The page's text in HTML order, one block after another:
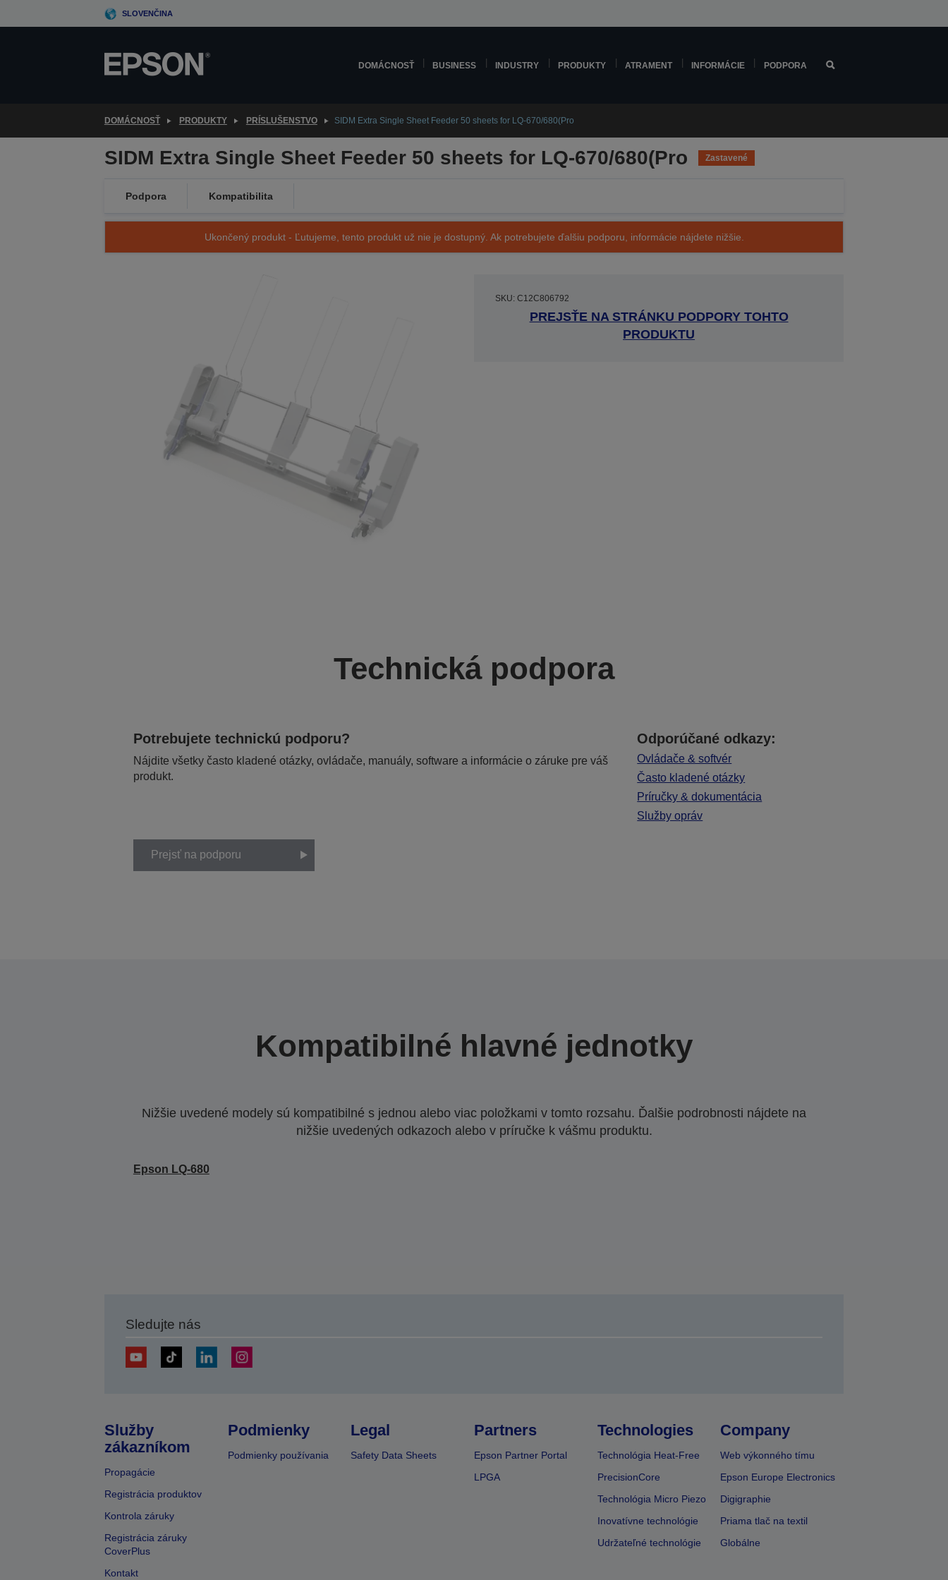
to
SLOVENČINA
DOMÁCNOSŤ BUSINESS INDUSTRY PRODUKTY ATRAMENT INFORMÁCIE PODPORA
DOMÁCNOSŤ PRODUKTY PRÍSLUŠENSTVO SIDM Extra Single Sheet Feeder 50 sheets for LQ-670/680(Pro
SIDM Extra Single Sheet Feeder 50 sheets for LQ-670/680(Pro Zastavené
Podpora Kompatibilita
Ukončený produkt - Ľutujeme, tento produkt už nie je dostupný. Ak potrebujete ďalšiu podporu, informácie nájdete nižšie.
SKU: C12C806792
PREJSŤE NA STRÁNKU PODPORY TOHTO
PRODUKTU
Technická podpora
Potrebujete technickú podporu?
Nájdite všetky často kladené otázky, ovládače, manuály, software a informácie o záruke pre váš
produkt.
Odporúčané odkazy:
Ovládače & softvér
Často kladené otázky
Príručky & dokumentácia
Služby opráv
Prejsť na podporu
Kompatibilné hlavné jednotky
Nižšie uvedené modely sú kompatibilné s jednou alebo viac položkami v tomto rozsahu. Ďalšie podrobnosti nájdete na
nižšie uvedených odkazoch alebo v príručke k vášmu produktu.
Epson LQ-680
Sledujte nás
Služby
zákazníkom
Propagácie
Registrácia produktov
Kontrola záruky
Registrácia záruky
CoverPlus
Kontakt
Podmienky
Podmienky používania
Legal
Safety Data Sheets
Partners
Epson Partner Portal
LPGA
Technologies
Technológia Heat-Free
PrecisionCore
Technológia Micro Piezo
Inovatívne technológie
Udržateľné technológie
Company
Web výkonného tímu
Epson Europe Electronics
Digigraphie
Priama tlač na textil
Globálne